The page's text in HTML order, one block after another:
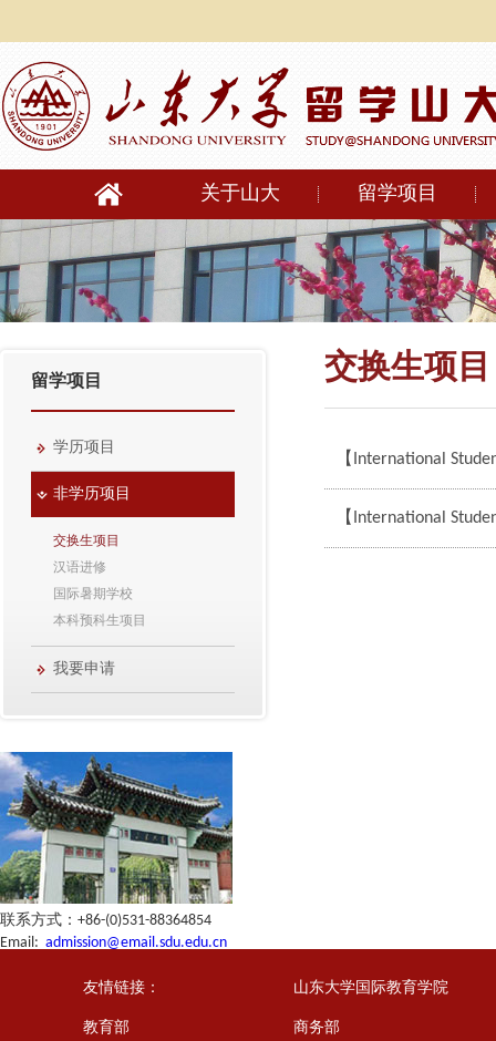
关于山大 留学项目
留学项目
学历项目
非学历项目
交换生项目
汉语进修
国际暑期学校
本科预科生项目
我要申请
联系方式：+86-(0)531-88364854
Email: admission@email.sdu.edu.cn
交换生项目
【International
【International
友情链接： 山东大学国际教育学院
教育部 商务部